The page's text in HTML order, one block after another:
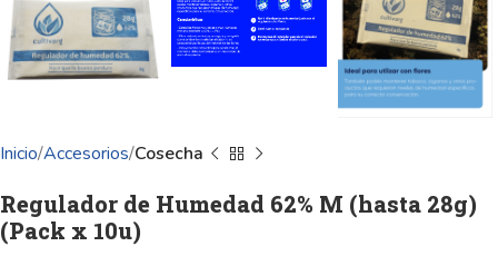
Inicio Accesorios Cosecha
Regulador de Humedad 62% M (hasta 28g)
(Pack x 10u)